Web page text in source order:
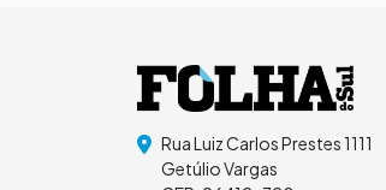
Rua Luiz Carlos Prestes 1111
Getúlio Vargas